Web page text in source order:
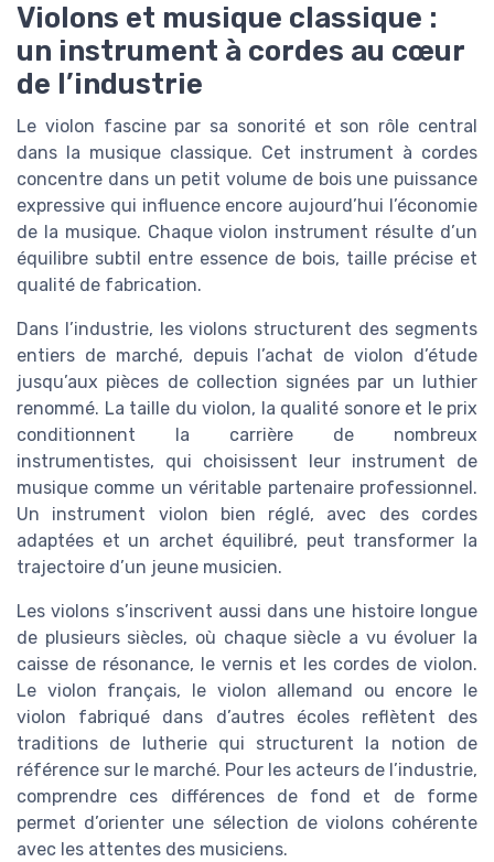
Violons et musique classique :
un instrument à cordes au cœur
de l’industrie
Le violon fascine par sa sonorité et son rôle central
dans la musique classique. Cet instrument à cordes
concentre dans un petit volume de bois une puissance
expressive qui influence encore aujourd’hui l’économie
de la musique. Chaque violon instrument résulte d’un
équilibre subtil entre essence de bois, taille précise et
qualité de fabrication.
Dans l’industrie, les violons structurent des segments
entiers de marché, depuis l’achat de violon d’étude
jusqu’aux pièces de collection signées par un luthier
renommé. La taille du violon, la qualité sonore et le prix
conditionnent la carrière de nombreux
instrumentistes, qui choisissent leur instrument de
musique comme un véritable partenaire professionnel.
Un instrument violon bien réglé, avec des cordes
adaptées et un archet équilibré, peut transformer la
trajectoire d’un jeune musicien.
Les violons s’inscrivent aussi dans une histoire longue
de plusieurs siècles, où chaque siècle a vu évoluer la
caisse de résonance, le vernis et les cordes de violon.
Le violon français, le violon allemand ou encore le
violon fabriqué dans d’autres écoles reflètent des
traditions de lutherie qui structurent la notion de
référence sur le marché. Pour les acteurs de l’industrie,
comprendre ces différences de fond et de forme
permet d’orienter une sélection de violons cohérente
avec les attentes des musiciens.